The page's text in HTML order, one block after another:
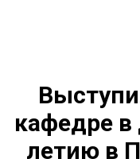
кафедре в
летию в